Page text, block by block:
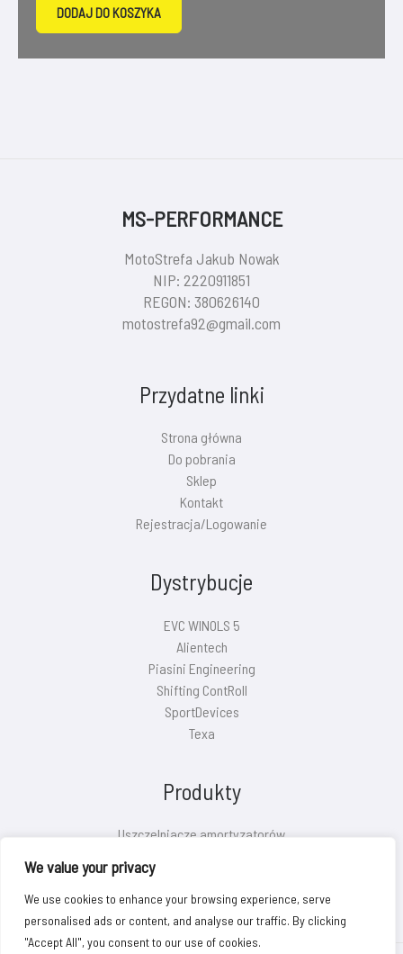
We value your privacy
We use cookies to enhance your browsing experience, serve
personalised ads or content, and analyse our traffic. By clicking
"Accept All", you consent to our use of cookies.
DODAJ DO KOSZYKA
MS-PERFORMANCE
MotoStrefa Jakub Nowak
NIP: 2220911851
REGON: 380626140
motostrefa92@gmail.com
Przydatne linki
Strona główna
Do pobrania
Sklep
Kontakt
Rejestracja/Logowanie
Dystrybucje
EVC WINOLS 5
Alientech
Piasini Engineering
Shifting ContRoll
SportDevices
Texa
Produkty
Uszczelniacze amortyzatorów
Eliminatory O2/SAS/EVAP